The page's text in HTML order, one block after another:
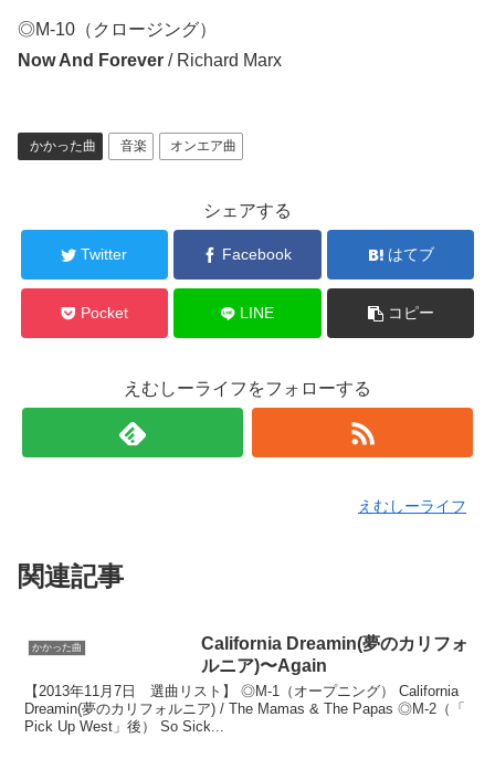
◎M-10（クロージング）
Now And Forever / Richard Marx
かかった曲 音楽 オンエア曲
シェアする
Twitter Facebook はてブ
Pocket LINE コピー
えむしーライフをフォローする
えむしーライフ
関連記事
かかった曲
California Dreamin(夢のカリフォ
ルニア)〜Again
【2013年11月7日 選曲リスト】 ◎M-1（オープニング） California
Dreamin(夢のカリフォルニア) / The Mamas & The Papas ◎M-2（「
Pick Up West」後） So Sick...